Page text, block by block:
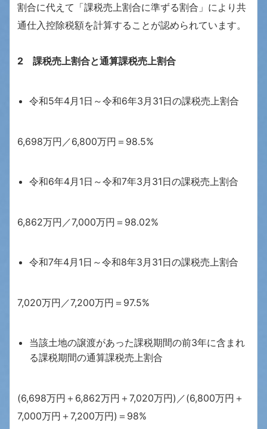
割合に代えて「課税売上割合に準ずる割合」により共
通仕入控除税額を計算することが認められています。
2 課税売上割合と通算課税売上割合
令和5年4月1日～令和6年3月31日の課税売上割合
6,698万円／6,800万円＝98.5%
令和6年4月1日～令和7年3月31日の課税売上割合
6,862万円／7,000万円＝98.02%
令和7年4月1日～令和8年3月31日の課税売上割合
7,020万円／7,200万円＝97.5%
当該土地の譲渡があった課税期間の前3年に含まれ
る課税期間の通算課税売上割合
(6,698万円＋6,862万円＋7,020万円)／(6,800万円＋
7,000万円＋7,200万円)＝98%